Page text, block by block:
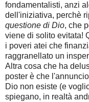
fondamentalisti, anzi
dell'iniziativa, perchè
questione di Dio, che
viene di solito evitata!
i poveri atei che
raggranellato un
Altra cosa che ha
poster è che
Dio non esiste (e
spiegano, in realtà